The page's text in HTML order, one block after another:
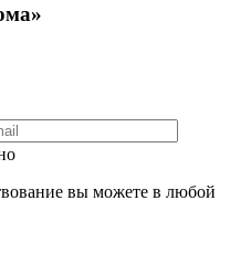
вы можете в любой